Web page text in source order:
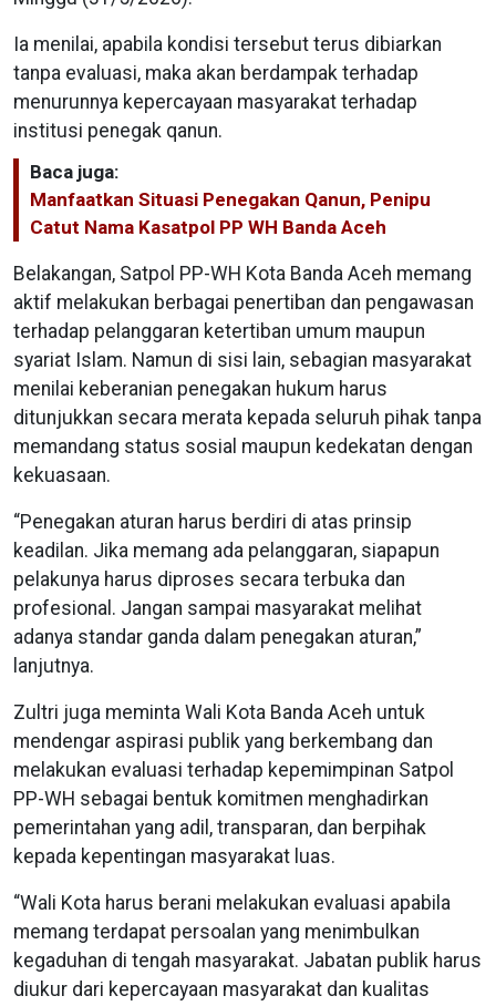
Ia menilai, apabila kondisi tersebut terus dibiarkan
tanpa evaluasi, maka akan berdampak terhadap
menurunnya kepercayaan masyarakat terhadap
institusi penegak qanun.
Baca juga:
Manfaatkan Situasi Penegakan Qanun, Penipu
Catut Nama Kasatpol PP WH Banda Aceh
Belakangan, Satpol PP-WH Kota Banda Aceh memang
aktif melakukan berbagai penertiban dan pengawasan
terhadap pelanggaran ketertiban umum maupun
syariat Islam. Namun di sisi lain, sebagian masyarakat
menilai keberanian penegakan hukum harus
ditunjukkan secara merata kepada seluruh pihak tanpa
memandang status sosial maupun kedekatan dengan
kekuasaan.
“Penegakan aturan harus berdiri di atas prinsip
keadilan. Jika memang ada pelanggaran, siapapun
pelakunya harus diproses secara terbuka dan
profesional. Jangan sampai masyarakat melihat
adanya standar ganda dalam penegakan aturan,”
lanjutnya.
Zultri juga meminta Wali Kota Banda Aceh untuk
mendengar aspirasi publik yang berkembang dan
melakukan evaluasi terhadap kepemimpinan Satpol
PP-WH sebagai bentuk komitmen menghadirkan
pemerintahan yang adil, transparan, dan berpihak
kepada kepentingan masyarakat luas.
“Wali Kota harus berani melakukan evaluasi apabila
memang terdapat persoalan yang menimbulkan
kegaduhan di tengah masyarakat. Jabatan publik harus
diukur dari kepercayaan masyarakat dan kualitas